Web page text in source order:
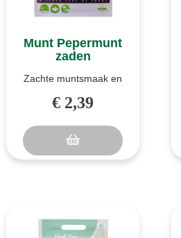
Munt Pepermunt
zaden
Zachte muntsmaak en
(Pepermunt) is hèt
€ 2,39